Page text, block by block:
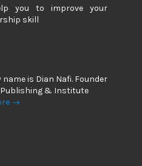
you to improve your
skill
name is Dian Nafi. Founder
Publishing & Institute
→